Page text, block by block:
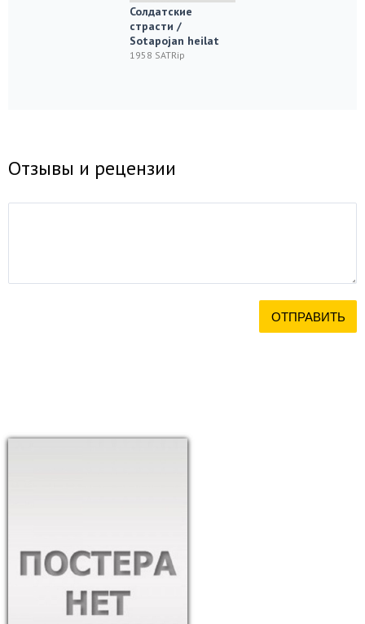
Солдатские
страсти /
Sotapojan heilat
1958 SATRip
Отзывы и рецензии